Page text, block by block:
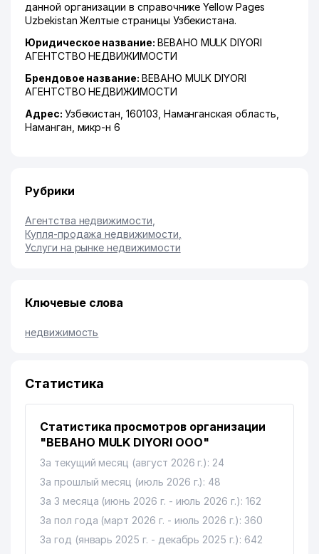
данной организации в справочнике Yellow Pages
Uzbekistan Желтые страницы Узбекистана.
Юридическое название: BEBAHO MULK DIYORI
АГЕНТСТВО НЕДВИЖИМОСТИ
Брендовое название: BEBAHO MULK DIYORI
АГЕНТСТВО НЕДВИЖИМОСТИ
Адрес: Узбекистан, 160103, Наманганская область
Наманган микр-н 6
Рубрики
Агентства недвижимости
Купля-продажа недвижимости
Услуги на рынке недвижимости
Ключевые слова
недвижимость
Статистика
Статистика просмотров организации
"BEBAHO MULK DIYORI ООО"
За текущий месяц (август 2026 г.): 24
За прошлый месяц (июль 2026 г.): 48
За 3 месяца (июнь 2026 г. - июль 2026 г.): 162
За пол года (март 2026 г. - июль 2026 г.): 360
За год (январь 2025 г. - декабрь 2025 г.): 642